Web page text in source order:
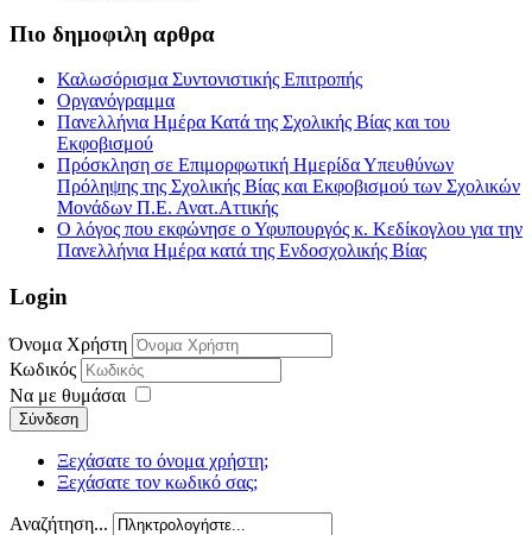
Πιο δημοφιλη αρθρα
Καλωσόρισμα Συντονιστικής Επιτροπής
Οργανόγραμμα
Πανελλήνια Ημέρα Κατά της Σχολικής Βίας και του
Εκφοβισμού
Πρόσκληση σε Επιμορφωτική Ημερίδα Υπευθύνων
Πρόληψης της Σχολικής Βίας και Εκφοβισμού των Σχολικών
Μονάδων Π.Ε. Ανατ.Αττικής
Ο λόγος που εκφώνησε ο Υφυπουργός κ. Κεδίκογλου για την
Πανελλήνια Ημέρα κατά της Ενδοσχολικής Βίας
Login
Όνομα Χρήστη
Κωδικός
Να με θυμάσαι
Σύνδεση
Ξεχάσατε το όνομα χρήστη;
Ξεχάσατε τον κωδικό σας;
Αναζήτηση...